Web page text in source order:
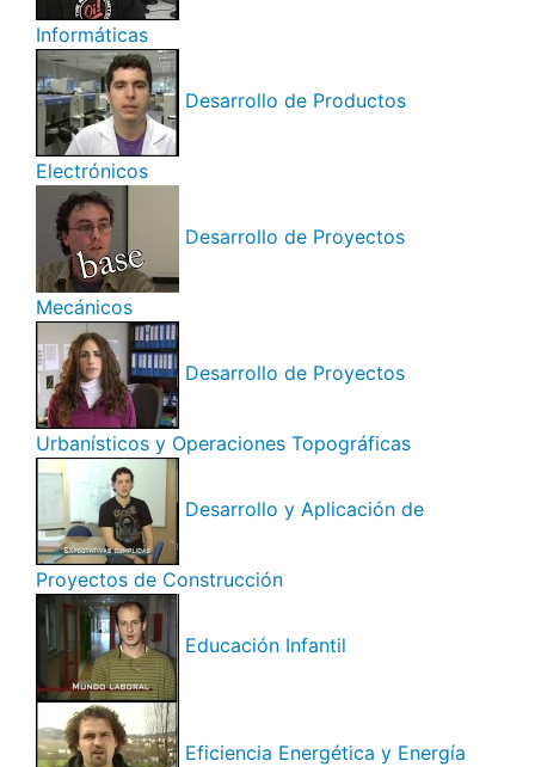
Informáticas
Desarrollo de Productos
Electrónicos
Desarrollo de Proyectos
Mecánicos
Desarrollo de Proyectos
Urbanísticos y Operaciones Topográficas
Desarrollo y Aplicación de
Proyectos de Construcción
Educación Infantil
Eficiencia Energética y Energía